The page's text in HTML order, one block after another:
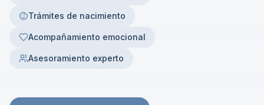
Trámites de nacimiento
Acompañamiento emocional
Asesoramiento experto